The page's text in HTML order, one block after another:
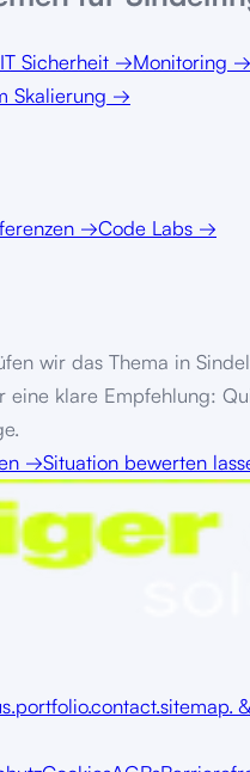
IT Sicherheit →Monitoring →
Skalierung →
→Code Labs →
wir das Thema in
eine klare Empfehlung:
→Situation bewerten
portfolio.contact.sitemap.